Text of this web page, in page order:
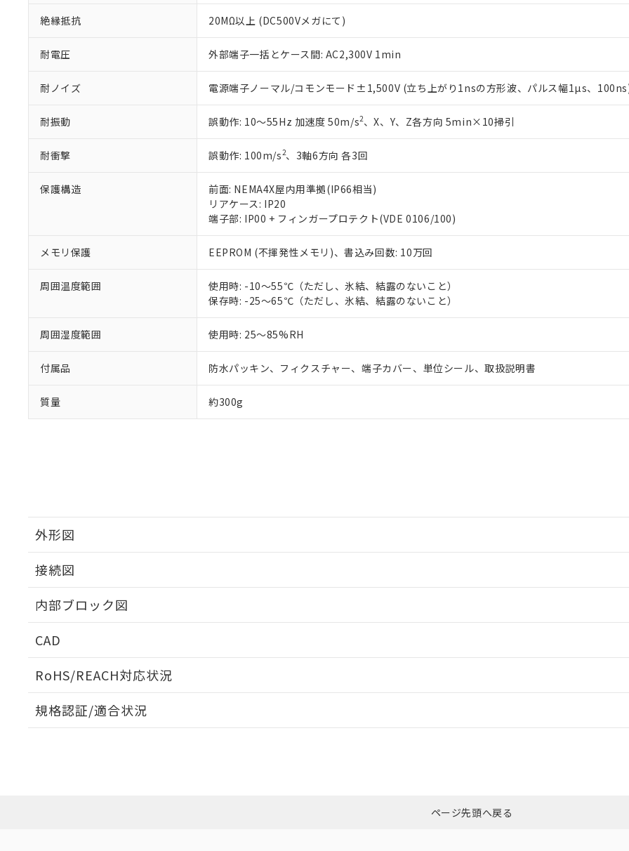
絶縁抵抗 20MΩ以上 (DC500Vメガにて)
耐電圧 外部端子一括とケース間: AC2,300V 1min
耐ノイズ 電源端子ノーマル/コモンモード±1,500V (立ち上がり1nsの方形波、パルス幅1µs、
耐振動 誤動作: 10～55Hz 加速度 50m/s2、X、Y、Z各方向 5min×10掃引
耐衝撃 誤動作: 100m/s2、3軸6方向 各3回
保護構造
前面: NEMA4X屋内用準拠(IP66相当)
リアケース: IP20
端子部: IP00 + フィンガープロテクト(VDE 0106/100)
メモリ保護 EEPROM (不揮発性メモリ)、書込み回数: 10万回
周囲温度範囲
使用時: -10～55℃（ただし、氷結、結露のないこと）
保存時: -25～65℃（ただし、氷結、結露のないこと）
周囲湿度範囲 使用時: 25～85%RH
付属品 防水パッキン、フィクスチャー、端子カバー、単位シール、取扱説明書
質量 約300g
外形図
接続図
内部ブロック図
CAD
RoHS/REACH対応状況
EU RoHS 注意事項・凡例
ダウンロードはこちら
規格認証/適合状況
混在することから備考欄に対応日を記載しておりました。
既に当社にて対応品への在庫切替を完了していることから、特段のことがない限り、
ページ先頭へ戻る